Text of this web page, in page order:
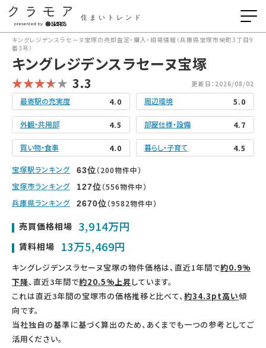
住まいトレンド
キングレジデンスラセーヌ宝塚の売却査定・購入・相場情報（兵庫県宝塚市栄町3丁目9
番3号）
キングレジデンスラセーヌ宝塚
3.3 更新日：2026/08/02
最寄駅の充実度 4.0 周辺環境 5.0
外観・共用部 4.5 部屋仕様・設備 4.7
買い物・食事 4.0 暮らし・子育て 4.5
宝塚駅ランキング 63位（200物件中）
宝塚市ランキング
127位（556物件中）
兵庫県ランキング
2670位（9582物件中）
売買価格相場 3,914万円
賃料相場 13万5,469円
キングレジデンスラセーヌ宝塚の物件価格は、直近1年間で約0.9%
下降、直近3年間で約20.5%上昇しています。
これは直近3年間の宝塚市の価格推移と比べて、約34.3pt高い傾
向です。
当社独自の基準に基づく算出のため、あくまでも一つの参考としてご
活用ください。